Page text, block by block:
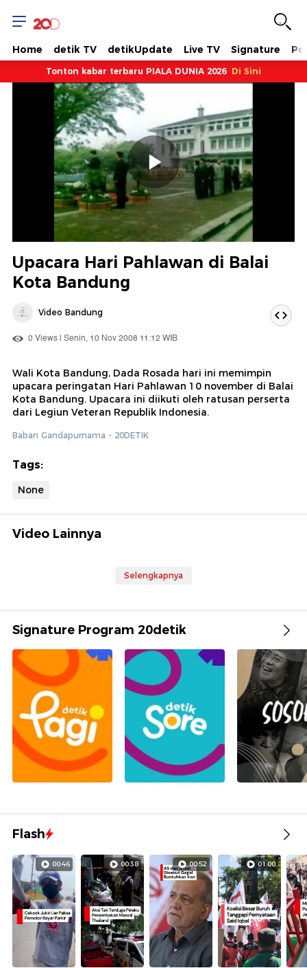
Home detik TV detikUpdate Live TV Signature
Tonton kabar terbaru PIALA DUNIA 2026 Di Sini
Memutarkan
Video
Upacara Hari Pahlawan di Balai
Kota Bandung
Video Bandung
0 Views | Senin, 10 Nov 2008 11:12 WIB
Wali Kota Bandung, Dada Rosada hari ini memimpin
upacara peringatan Hari Pahlawan 10 november di Balai
Kota Bandung. Upacara ini diikuti oleh ratusan perserta
dari Legiun Veteran Republik Indonesia.
Baban Gandapurnama - 20DETIK
Tags:
None
Video Lainnya
Selengkapnya
Signature Program 20detik
Flash
00:46 00:38 00:52 01:00